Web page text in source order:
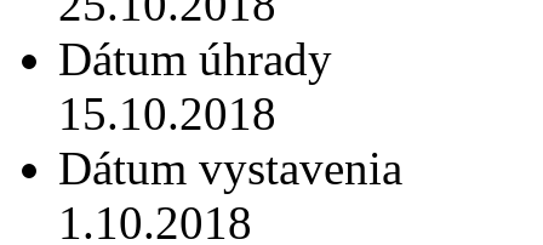
Dátum úhrady
15.10.2018
Dátum vystavenia
1.10.2018